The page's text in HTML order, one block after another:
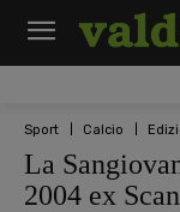
Sport Calcio
La
2004 ex